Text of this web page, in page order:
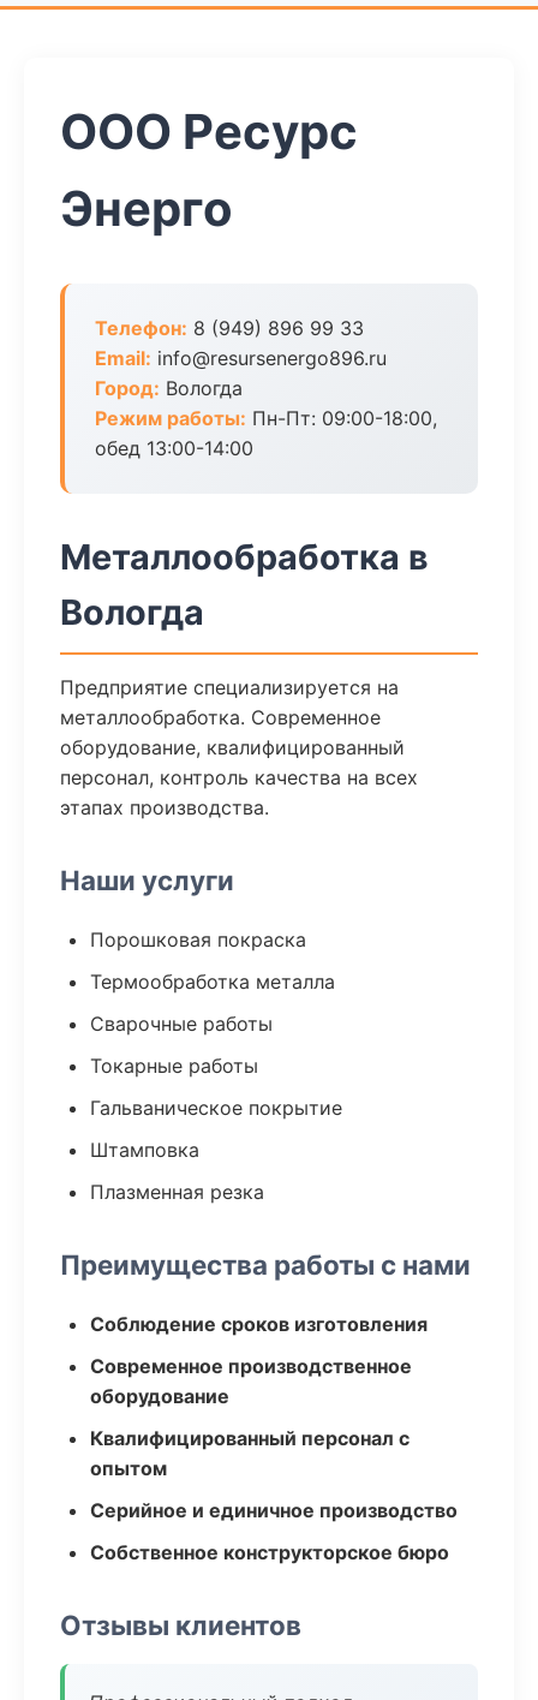
ООО Ресурс
Энерго
Телефон: 8 (949) 896 99 33
Email: info@resursenergo896.ru
Город: Вологда
Режим работы: Пн-Пт: 09:00-18:00,
обед 13:00-14:00
Металлообработка в
Вологда
Предприятие специализируется на
металлообработка. Современное
оборудование, квалифицированный
персонал, контроль качества на всех
этапах производства.
Наши услуги
Порошковая покраска
Термообработка металла
Сварочные работы
Токарные работы
Гальваническое покрытие
Штамповка
Плазменная резка
Преимущества работы с нами
Соблюдение сроков изготовления
Современное производственное
оборудование
Квалифицированный персонал с
опытом
Серийное и единичное производство
Собственное конструкторское бюро
Отзывы клиентов